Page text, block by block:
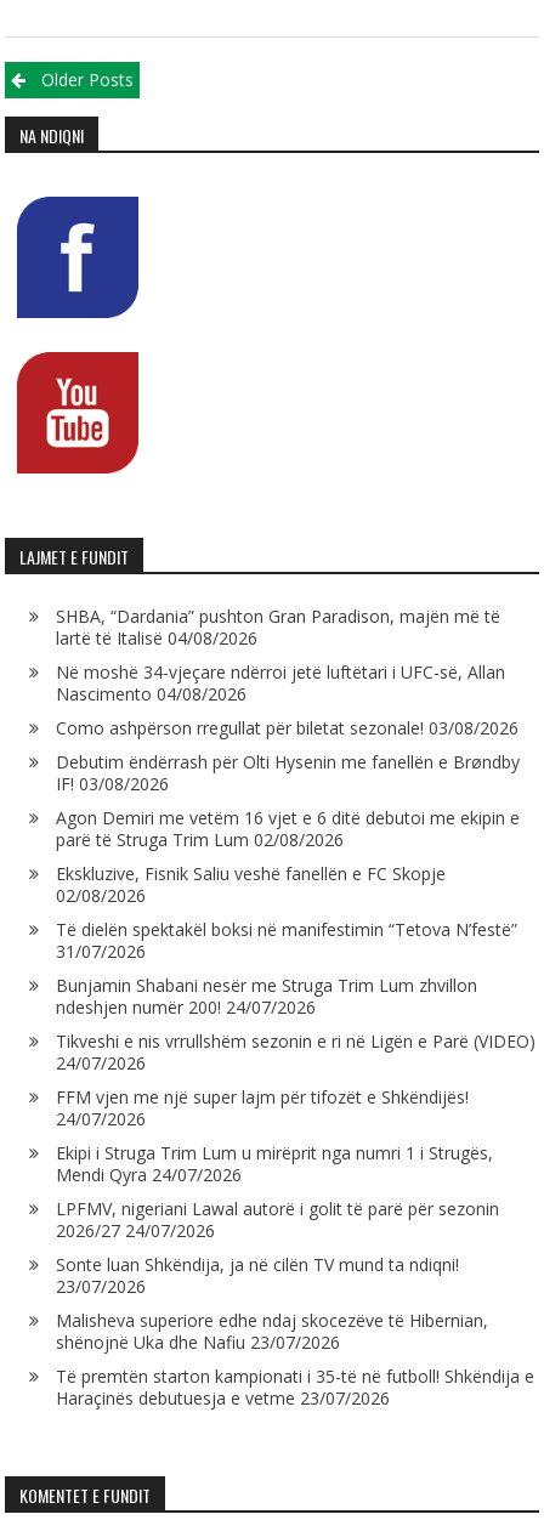
Posts navigation
Older Posts
NA NDIQNI
LAJMET E FUNDIT
SHBA, “Dardania” pushton Gran Paradison, majën më të
lartë të Italisë 04/08/2026
Në moshë 34-vjeçare ndërroi jetë luftëtari i UFC-së, Allan
Nascimento 04/08/2026
Como ashpërson rregullat për biletat sezonale! 03/08/2026
Debutim ëndërrash për Olti Hysenin me fanellën e Brøndby
IF! 03/08/2026
Agon Demiri me vetëm 16 vjet e 6 ditë debutoi me ekipin e
parë të Struga Trim Lum 02/08/2026
Ekskluzive, Fisnik Saliu veshë fanellën e FC Skopje
02/08/2026
Të dielën spektakël boksi në manifestimin “Tetova N’festë”
31/07/2026
Bunjamin Shabani nesër me Struga Trim Lum zhvillon
ndeshjen numër 200! 24/07/2026
Tikveshi e nis vrrullshëm sezonin e ri në Ligën e Parë (VIDEO)
24/07/2026
FFM vjen me një super lajm për tifozët e Shkëndijës!
24/07/2026
Ekipi i Struga Trim Lum u mirëprit nga numri 1 i Strugës,
Mendi Qyra 24/07/2026
LPFMV, nigeriani Lawal autorë i golit të parë për sezonin
2026/27 24/07/2026
Sonte luan Shkëndija, ja në cilën TV mund ta ndiqni!
23/07/2026
Malisheva superiore edhe ndaj skocezëve të Hibernian,
shënojnë Uka dhe Nafiu 23/07/2026
Të premtën starton kampionati i 35-të në futboll! Shkëndija e
Haraçinës debutuesja e vetme 23/07/2026
KOMENTET E FUNDIT